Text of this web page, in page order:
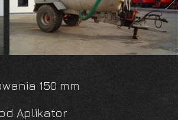
150 mm
Aplikator